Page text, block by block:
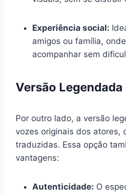
Experiência social:
amigos ou família,
acompanhar sem
Versão Legendada
Por outro lado, a versão
vozes originais dos atores,
traduzidas. Essa opção
vantagens:
Autenticidade: O